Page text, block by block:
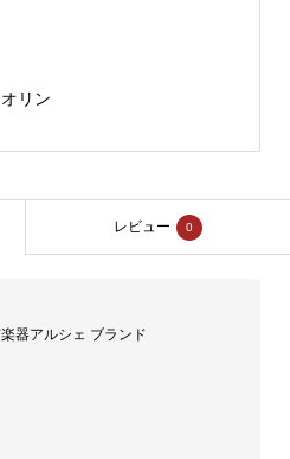
リン
レビュー 0
器アルシェ ブランド